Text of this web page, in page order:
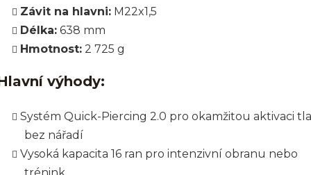
Závit na hlavni: M22x1,5
Délka: 638 mm
Hmotnost: 2 725 g
výhody:
Systém Quick-Piercing 2.0 pro okamžitou aktivaci
bez nářadí
Vysoká kapacita 16 ran pro intenzivní obranu nebo